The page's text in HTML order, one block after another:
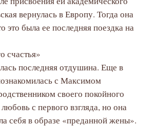
вернулась в Европу. Тогда она
это была ее последняя поездка на
счастья»
последняя отдушина. Еще в
с Максимом
своего покойного
с первого взгляда, но она
себя в образе «преданной жены».